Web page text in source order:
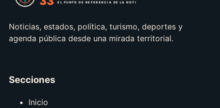
Noticias, estados, política, turismo, deportes y
agenda pública desde una mirada territorial.
Secciones
Inicio